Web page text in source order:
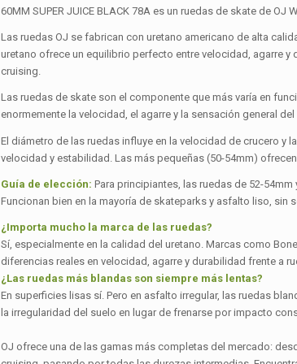
60MM SUPER JUICE BLACK 78A es un ruedas de skate de
Las ruedas OJ se fabrican con uretano americano de alta
uretano ofrece un equilibrio perfecto entre velocidad, agarre
cruising.
Las ruedas de skate son el componente que más varía en
enormemente la velocidad, el agarre y la sensación general
El diámetro de las ruedas influye en la velocidad de crucero y
velocidad y estabilidad. Las más pequeñas (50-54mm)
Guía de elección: Para principiantes, las ruedas de 52-
Funcionan bien en la mayoría de skateparks y asfalto liso,
¿Importa mucho la marca de las ruedas?
Sí, especialmente en la calidad del uretano. Marcas como
diferencias reales en velocidad, agarre y durabilidad frente a
¿Las ruedas más blandas son siempre más lentas?
En superficies lisas sí. Pero en asfalto irregular, las ruedas
la irregularidad del suelo en lugar de frenarse por impacto
OJ ofrece una de las gamas más completas del mercado: